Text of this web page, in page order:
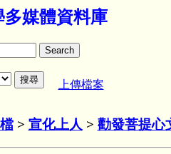
媒體資料庫
上傳檔案
> 宣化上人 > 勸發菩提心